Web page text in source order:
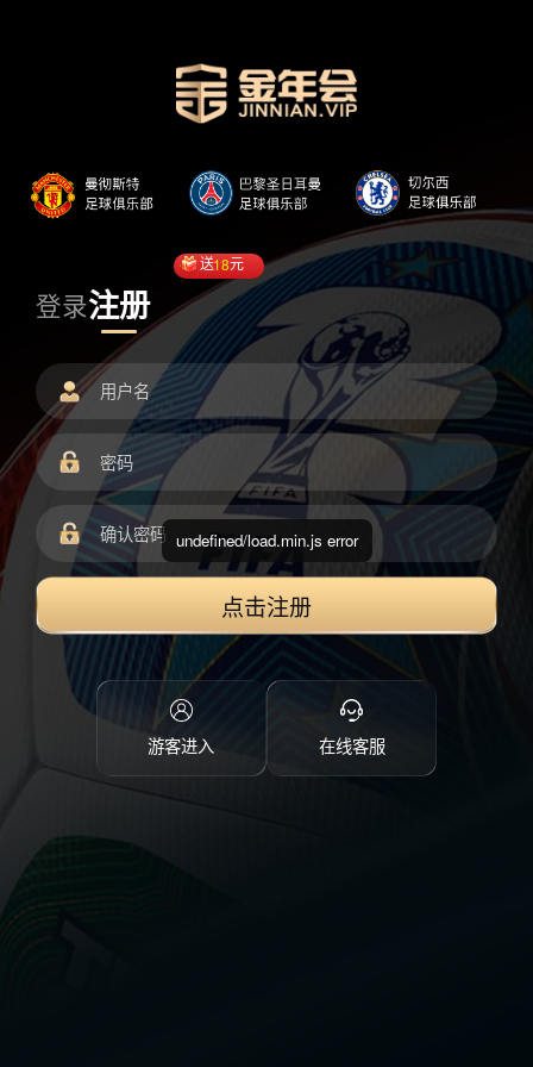
登录注册
送18元
点击注册
游客进入 在线客服
undefined/load.min.js error